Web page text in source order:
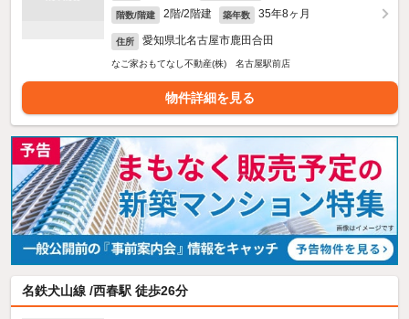
階数/階建 2階/2階建 築年数 35年8ヶ月
住所 愛知県北名古屋市鹿田合田
なご家おもてなし不動産(株) 名古屋駅前店
物件詳細を見る
名鉄犬山線 /西春駅 徒歩26分